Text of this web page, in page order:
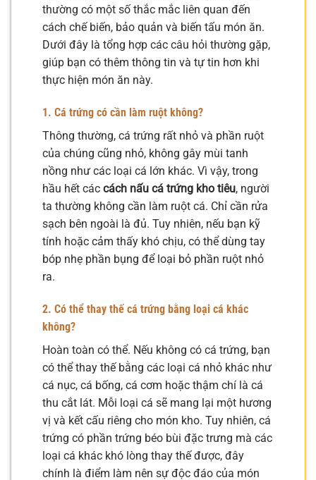
thường có một số thắc mắc liên quan đến
cách chế biến, bảo quản và biến tấu món ăn.
Dưới đây là tổng hợp các câu hỏi thường gặp,
giúp bạn có thêm thông tin và tự tin hơn khi
thực hiện món ăn này.
1. Cá trứng có cần làm ruột không?
Thông thường, cá trứng rất nhỏ và phần ruột
của chúng cũng nhỏ, không gây mùi tanh
nồng như các loại cá lớn khác. Vì vậy, trong
hầu hết các cách nấu cá trứng kho tiêu, người
ta thường không cần làm ruột cá. Chỉ cần rửa
sạch bên ngoài là đủ. Tuy nhiên, nếu bạn kỹ
tính hoặc cảm thấy khó chịu, có thể dùng tay
bóp nhẹ phần bụng để loại bỏ phần ruột nhỏ
ra.
2. Có thể thay thế cá trứng bằng loại cá khác
không?
Hoàn toàn có thể. Nếu không có cá trứng, bạn
có thể thay thế bằng các loại cá nhỏ khác như
cá nục, cá bống, cá cơm hoặc thậm chí là cá
thu cắt lát. Mỗi loại cá sẽ mang lại một hương
vị và kết cấu riêng cho món kho. Tuy nhiên, cá
trứng có phần trứng béo bùi đặc trưng mà các
loại cá khác khó lòng thay thế được, đây
chính là điểm làm nên sự độc đáo của món